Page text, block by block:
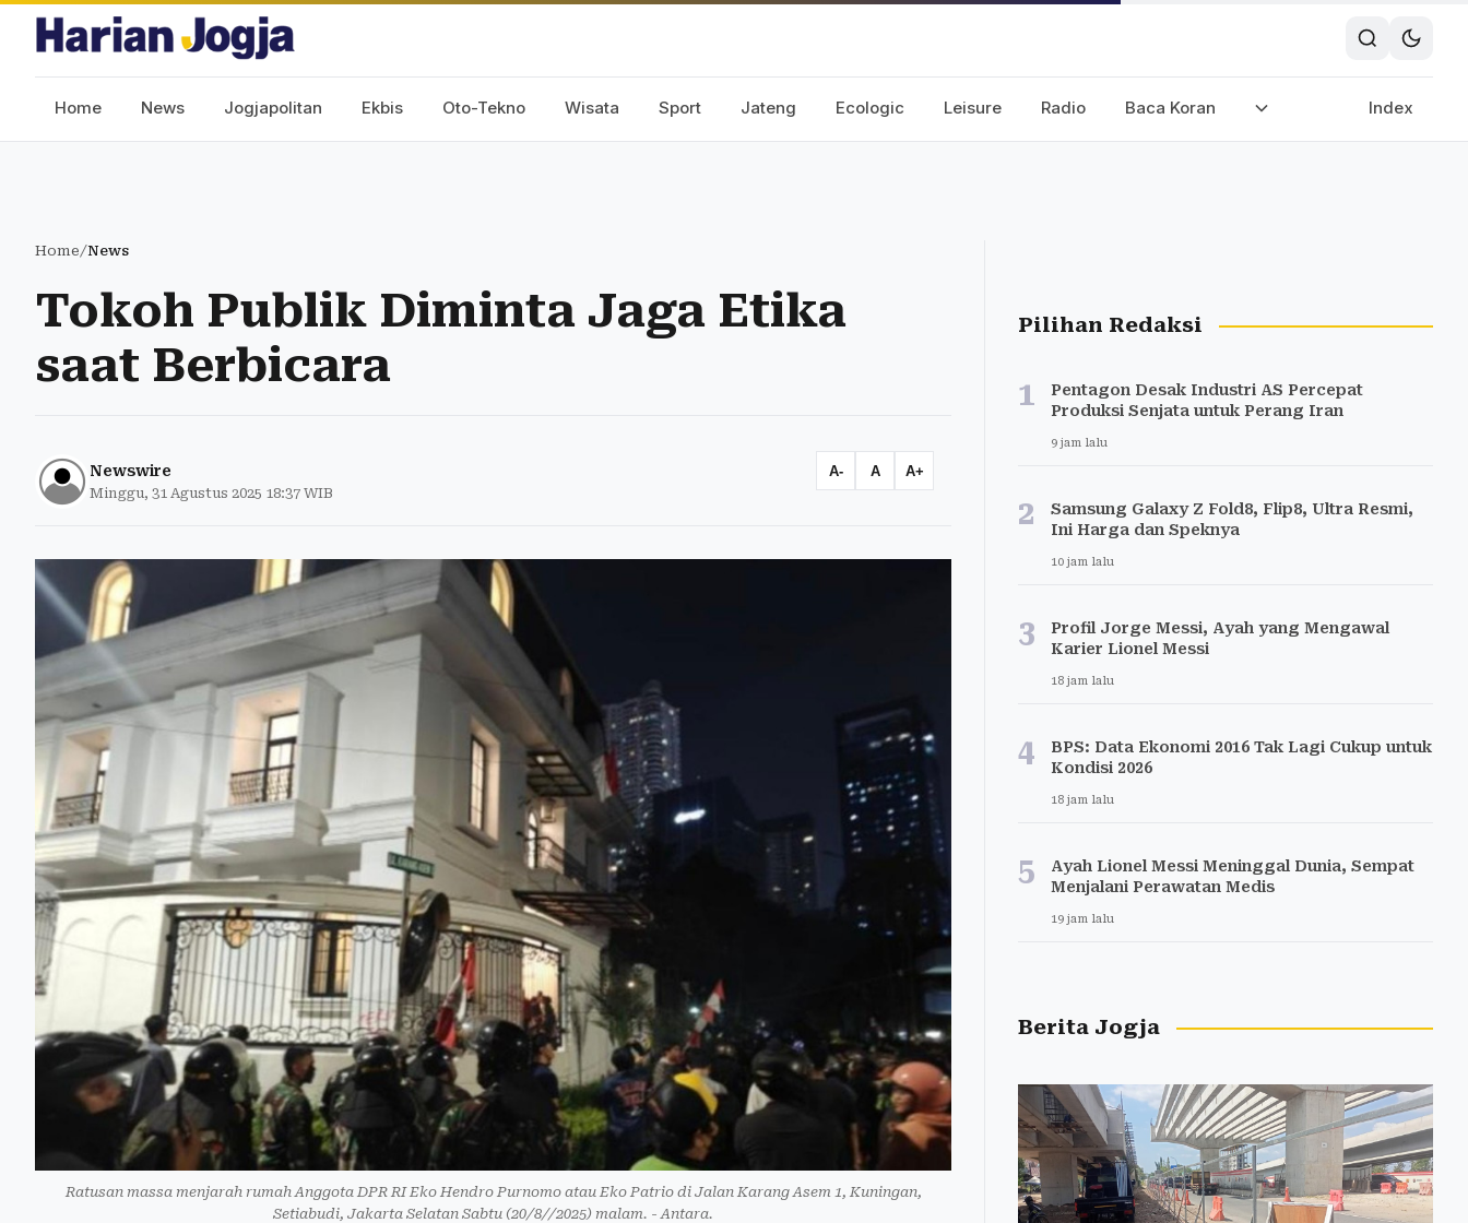
Home News Jogjapolitan Ekbis Oto-Tekno Wisata Sport Jateng Ecologic Leisure Radio Baca Koran Index
Home/News
Tokoh Publik Diminta Jaga Etika
saat Berbicara
Newswire
Minggu, 31 Agustus 2025 18:37 WIB
A- A A+
Ratusan massa menjarah rumah Anggota DPR RI Eko Hendro Purnomo atau Eko Patrio di Jalan Karang Asem 1, Kuningan,
Setiabudi, Jakarta Selatan Sabtu (20/8//2025) malam. - Antara.
Pilihan Redaksi
1
Pentagon Desak Industri AS Percepat
Produksi Senjata untuk Perang Iran
9 jam lalu
2
Samsung Galaxy Z Fold8, Flip8, Ultra Resmi,
Ini Harga dan Speknya
10 jam lalu
3
Profil Jorge Messi, Ayah yang Mengawal
Karier Lionel Messi
18 jam lalu
4
BPS: Data Ekonomi 2016 Tak Lagi Cukup untuk
Kondisi 2026
18 jam lalu
5
Ayah Lionel Messi Meninggal Dunia, Sempat
Menjalani Perawatan Medis
19 jam lalu
Berita Jogja